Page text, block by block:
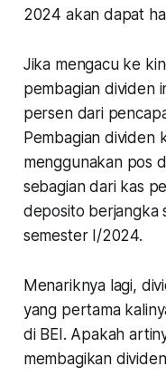
2024 akan dapat
Jika mengacu ke
pembagian dividen
persen dari
Pembagian dividen
menggunakan pos
sebagian dari kas
deposito berjangka
semester I/2024.
Menariknya lagi,
yang pertama
di BEI. Apakah
membagikan